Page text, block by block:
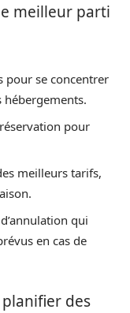
meilleur parti
pour se concentrer
hébergements.
pour
meilleurs tarifs,
qui
en cas de
des